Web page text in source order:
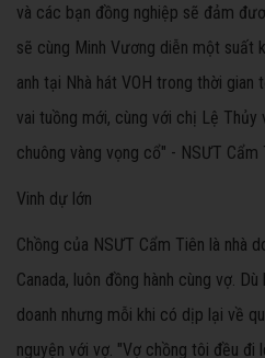
và các bạn đồng nghiệp sẽ đảm
sẽ cùng Minh Vương diễn một suất
anh tại Nhà hát VOH trong thời gian
vai tuồng mới, cùng với chị Lệ Thủy
chuông vàng vọng cổ" - NSƯT Cẩm
Vinh dự lớn
Chồng của NSƯT Cẩm Tiên là nhà
Canada, luôn đồng hành cùng vợ.
doanh nhưng mỗi khi có dịp lại về
nguyện với vợ. "Vợ chồng tôi đều đi